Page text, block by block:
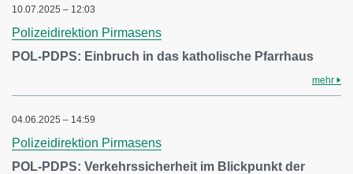
10.07.2025 – 12:03
Polizeidirektion Pirmasens
POL-PDPS: Einbruch in das katholische Pfarrhaus
mehr
04.06.2025 – 14:59
Polizeidirektion Pirmasens
POL-PDPS: Verkehrssicherheit im Blickpunkt der